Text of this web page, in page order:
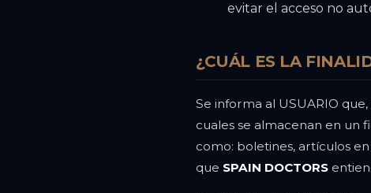
evitar el acceso no
¿CUÁL ES LA
Se informa al USUARIO
cuales se almacenan en un
como: boletines, artículos
que SPAIN DOCTORS